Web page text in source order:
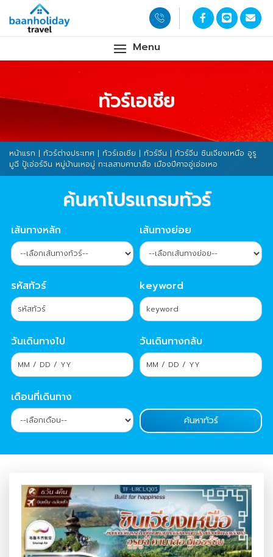
Menu
ทัวร์เอเชีย
หน้าแรก | ทัวร์ต่างประเทศ | ทัวร์เอเชีย | ทัวร์จีน | ทัวร์จีน ซินเจียงเหนือ อูรู
มูฉี ปู้เอ่อร์จิน หมู่บ้านเหอมู่ ทะเลสาบคานาสือ เมืองปีศาจอู่เอ่อเหอ
ค้นหาโปรแกรมทัวร์
เส้นทางหลัก เส้นทางย่อย
รหัสทัวร์ keyword
วันเดินทางไป วันเดินทางกลับ
เดือนที่เดินทาง